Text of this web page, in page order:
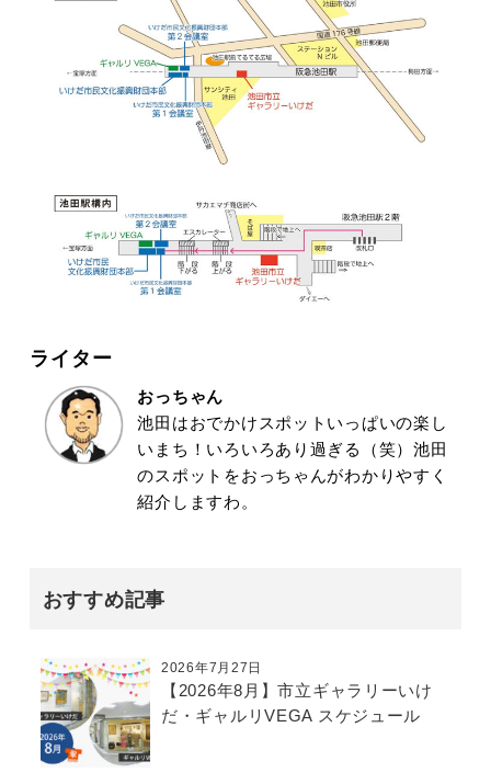
ライター
おっちゃん
池田はおでかけスポットいっぱいの楽し
いまち！いろいろあり過ぎる（笑）池田
のスポットをおっちゃんがわかりやすく
紹介しますわ。
おすすめ記事
2026年7月27日
【2026年8月】市立ギャラリーいけ
だ・ギャルリVEGA スケジュール